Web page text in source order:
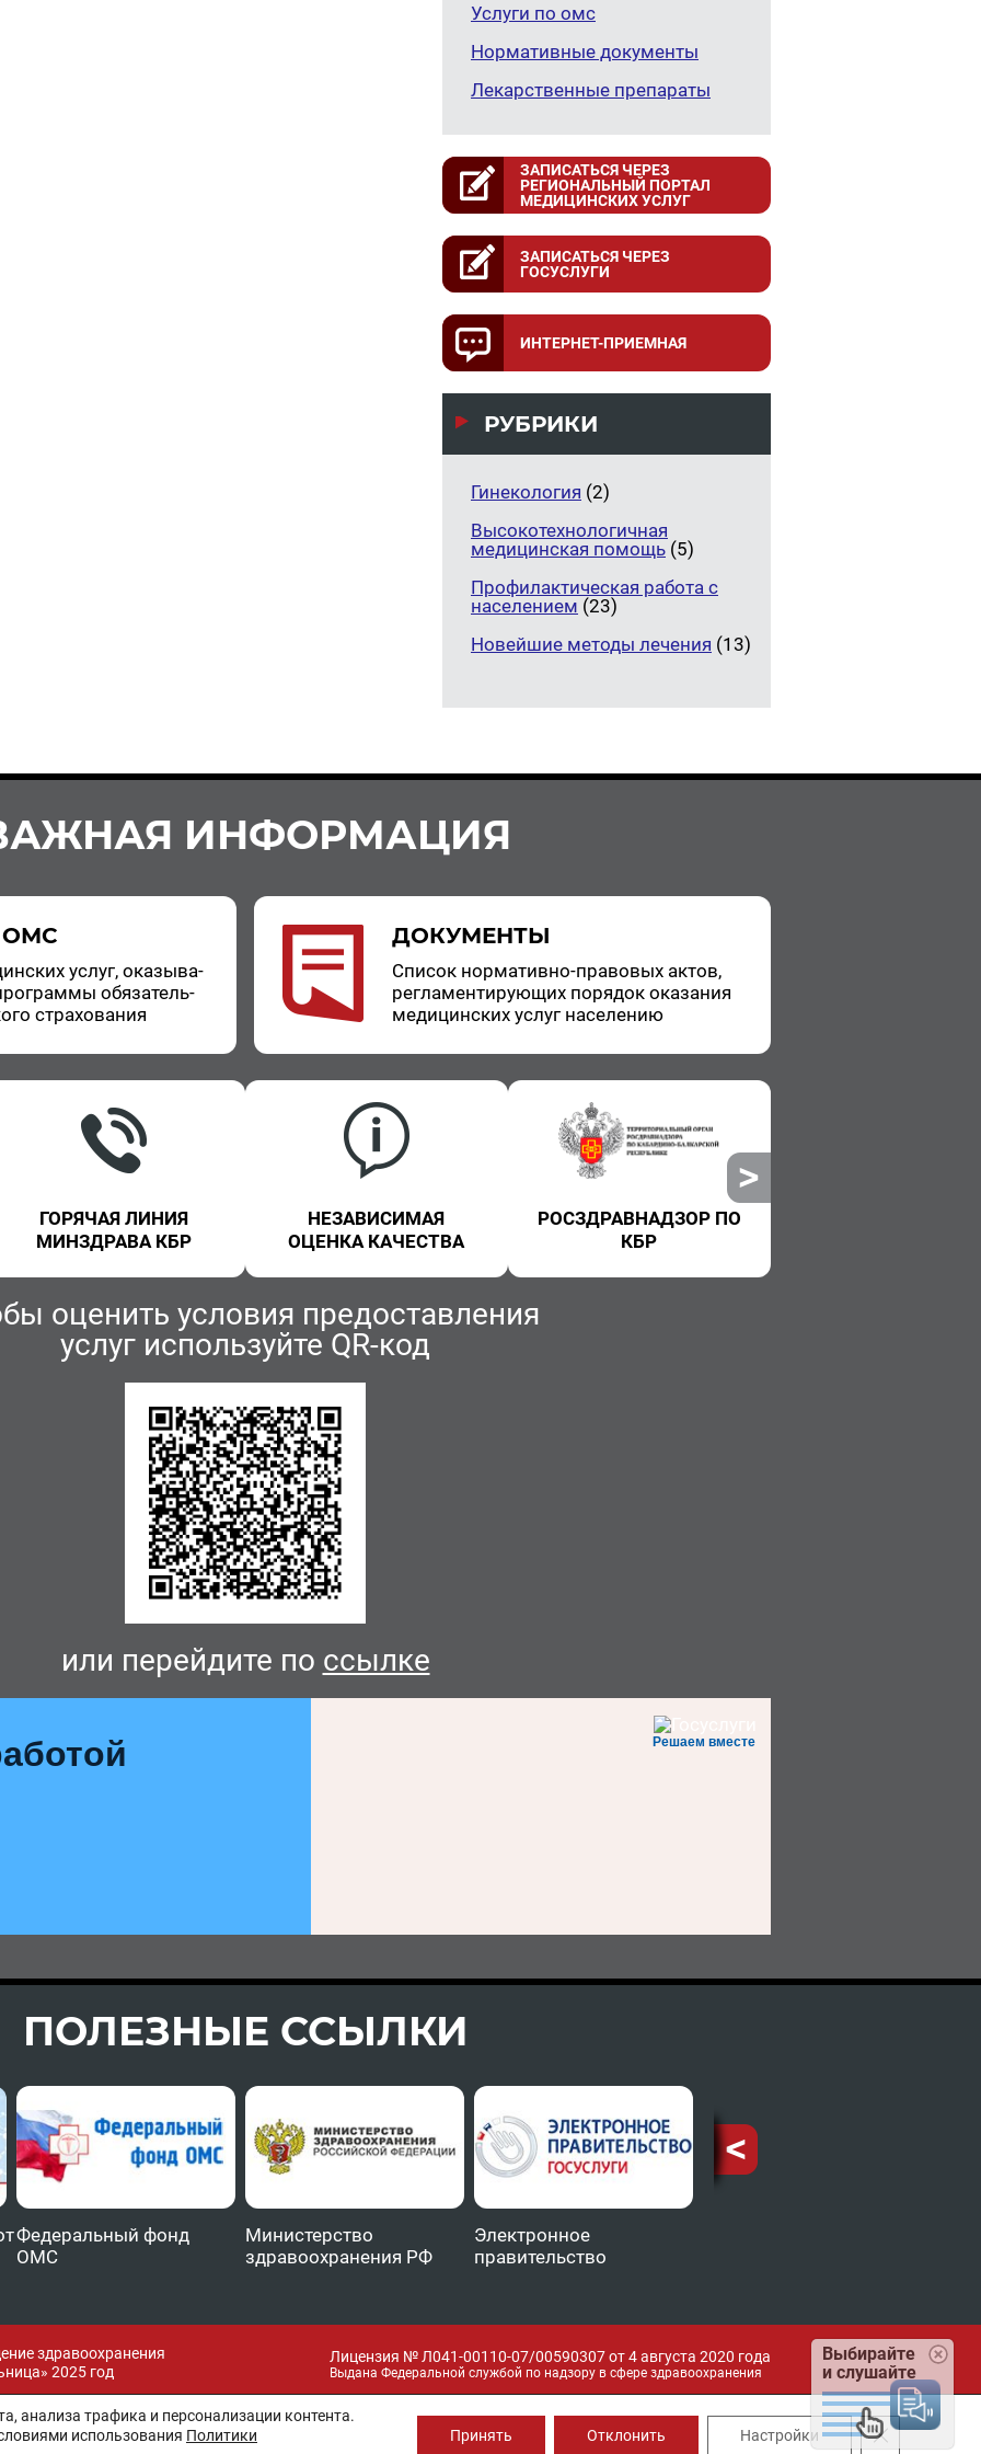
Услуги по омс
Нормативные документы
Лекарственные препараты
ЗАПИСАТЬСЯ ЧЕРЕЗ
РЕГИОНАЛЬНЫЙ ПОРТАЛ
МЕДИЦИНСКИХ УСЛУГ
ЗАПИСАТЬСЯ ЧЕРЕЗ
ГОСУСЛУГИ
ИНТЕРНЕТ-ПРИЕМНАЯ
РУБРИКИ
Гинекология (2)
Высокотехнологичная
медицинская помощь (5)
Профилактическая работа с
населением (23)
Новейшие методы лечения (13)
ИНФОРМАЦИЯ
ОМС
услуг, ока­зы­ва­
обя­за­тель­
стра­хо­ва­ния
ДОКУМЕНТЫ
Спи­сок нор­ма­тив­но-пра­во­вых актов,
ре­гла­мен­ти­ру­ю­щих по­ря­док ока­за­ния
ме­ди­цин­ских услуг на­се­ле­нию
ГОРЯЧАЯ ЛИНИЯ
МИНЗДРАВА КБР
НЕЗАВИСИМАЯ
ОЦЕНКА КАЧЕСТВА
РОСЗДРАВНАДЗОР ПО
КБР
оценить условия предоставления
услуг используйте QR-код
или перейдите по ссылке
Решаем вместе
ПОЛЕЗНЫЕ ССЫЛКИ
Федеральный фонд
ОМС
Министерство
здравоохранения РФ
Электронное
правительство
здравоохранения
2025 год
Лицензия № Л041-00110-07/00590307 от 4 августа 2020 года
Выдана Федеральной службой по надзору в сфере здравоохранения
анализа трафика и персонализации контента.
использования Политики
Принять Отклонить Настройки Закрыть
Выбирайте
и слушайте